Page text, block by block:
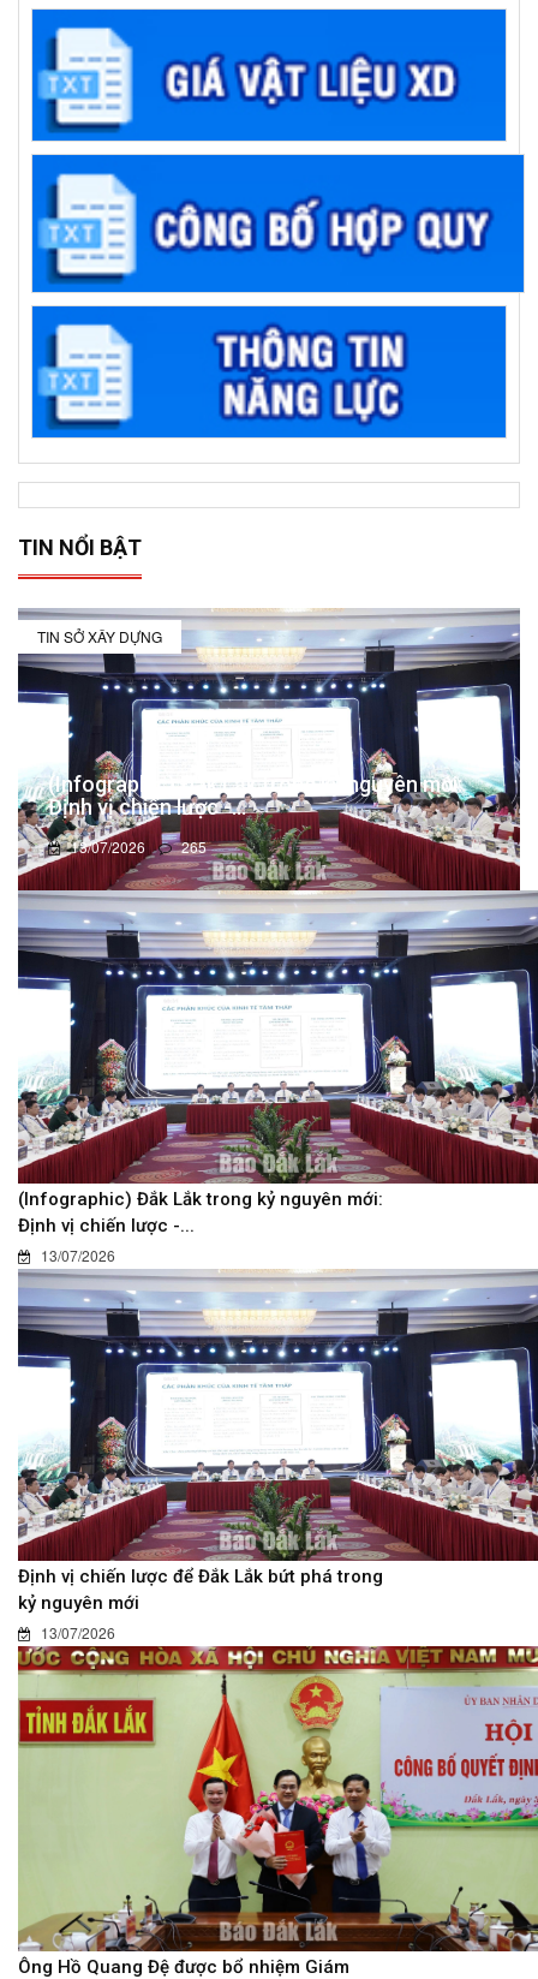
TIN NỔI BẬT
TIN SỞ XÂY DỰNG
(Infographic) Đắk Lắk trong kỷ nguyên mới:
Định vị chiến lược -...
13/07/2026 265
(Infographic) Đắk Lắk trong kỷ nguyên mới:
Định vị chiến lược -...
13/07/2026
Định vị chiến lược để Đắk Lắk bứt phá trong
kỷ nguyên mới
13/07/2026
Ông Hồ Quang Đệ được bổ nhiệm Giám